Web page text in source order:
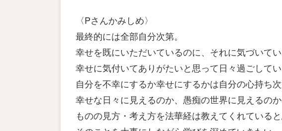
〈Pさんかみしめ〉
最終的には全部自分次第。
幸せを既にいただいているのに、それに気づいて
幸せに気付いてありがたいと思って日々過ごして
自分を不幸にするか幸せにするかは自分の心持ち次
幸せな日々に見えるのか、愚痴の世界に見えるのか
ものの見方・考え方を法華経は教えてくれていると